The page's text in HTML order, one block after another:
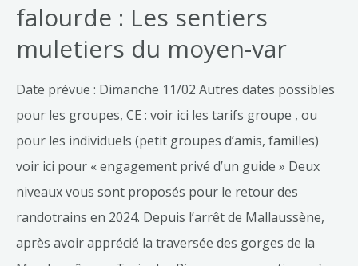
falourde : Les sentiers
muletiers du moyen-var
Date prévue : Dimanche 11/02 Autres dates possibles
pour les groupes, CE : voir ici les tarifs groupe , ou
pour les individuels (petit groupes d’amis, familles)
voir ici pour « engagement privé d’un guide » Deux
niveaux vous sont proposés pour le retour des
randotrains en 2024. Depuis l’arrêt de Mallaussène,
après avoir apprécié la traversée des gorges de la